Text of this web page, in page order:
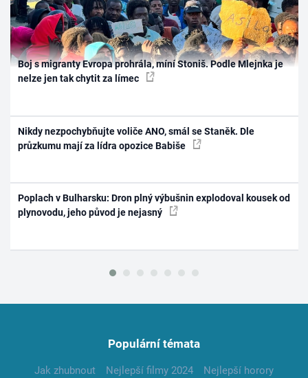
Boj s migranty Evropa prohrála, míní Stoniš. Podle Mlejnka je
nelze jen tak chytit za límec
Nikdy nezpochybňujte voliče ANO, smál se Staněk. Dle
průzkumu mají za lídra opozice Babiše
Poplach v Bulharsku: Dron plný výbušnin explodoval kousek od
plynovodu, jeho původ je nejasný
Populární témata
Jak zhubnout Nejlepší filmy 2024
Nejlepší horory